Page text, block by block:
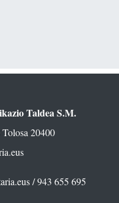
Taldea S.M.
20400
/ 943 655 695